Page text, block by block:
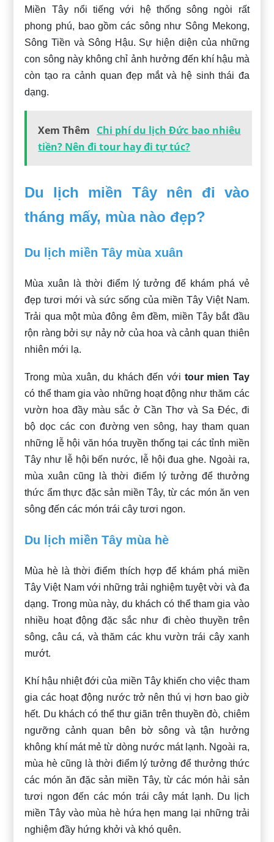
Miền Tây nổi tiếng với hệ thống sông ngòi rất
phong phú, bao gồm các sông như Sông Mekong,
Sông Tiền và Sông Hậu. Sự hiện diện của những
con sông này không chỉ ảnh hưởng đến khí hậu mà
còn tạo ra cảnh quan đẹp mắt và hệ sinh thái đa
dạng.
Xem Thêm Chi phí du lịch Đức bao nhiêu
tiền? Nên đi tour hay đi tự túc?
Du lịch miền Tây nên đi vào
tháng mấy, mùa nào đẹp?
Du lịch miền Tây mùa xuân
Mùa xuân là thời điểm lý tưởng để khám phá vẻ
đẹp tươi mới và sức sống của miền Tây Việt Nam.
Trải qua một mùa đông êm đềm, miền Tây bắt đầu
rộn ràng bởi sự nảy nở của hoa và cảnh quan thiên
nhiên mới lạ.
Trong mùa xuân, du khách đến với tour mien Tay
có thể tham gia vào những hoạt động như thăm các
vườn hoa đầy màu sắc ở Cần Thơ và Sa Đéc, đi
bộ dọc các con đường ven sông, hay tham quan
những lễ hội văn hóa truyền thống tại các tỉnh miền
Tây như lễ hội bến nước, lễ hội đua ghe. Ngoài ra,
mùa xuân cũng là thời điểm lý tưởng để thưởng
thức ẩm thực đặc sản miền Tây, từ các món ăn ven
sông đến các món trái cây tươi ngon.
Du lịch miền Tây mùa hè
Mùa hè là thời điểm thích hợp để khám phá miền
Tây Việt Nam với những trải nghiệm tuyệt vời và đa
dạng. Trong mùa này, du khách có thể tham gia vào
nhiều hoạt động đặc sắc như đi chèo thuyền trên
sông, câu cá, và thăm các khu vườn trái cây xanh
mướt.
Khí hậu nhiệt đới của miền Tây khiến cho việc tham
gia các hoạt động nước trở nên thú vị hơn bao giờ
hết. Du khách có thể thư giãn trên thuyền đò, chiêm
ngưỡng cảnh quan bên bờ sông và tận hưởng
không khí mát mẻ từ dòng nước mát lạnh. Ngoài ra,
mùa hè cũng là thời điểm lý tưởng để thưởng thức
các món ăn đặc sản miền Tây, từ các món hải sản
tươi ngon đến các món trái cây mát lạnh. Du lịch
miền Tây vào mùa hè hứa hẹn mang lại những trải
nghiệm đầy hứng khởi và khó quên.